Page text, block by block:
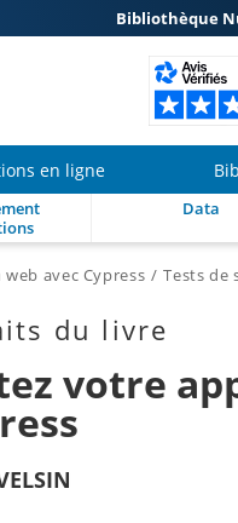
Bibliothèque
en ligne
Data
avec Cypress Tests de
du livre
votre